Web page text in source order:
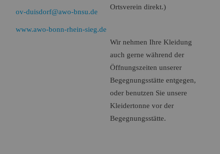
ov-duisdorf@awo-bnsu.de
www.awo-bonn-rhein-sieg.de
Ortsverein direkt.)
Wir nehmen Ihre Kleidung
auch gerne während der
Öffnungszeiten unserer
Begegnungsstätte entgegen,
oder benutzen Sie unsere
Kleidertonne vor der
Begegnungsstätte.